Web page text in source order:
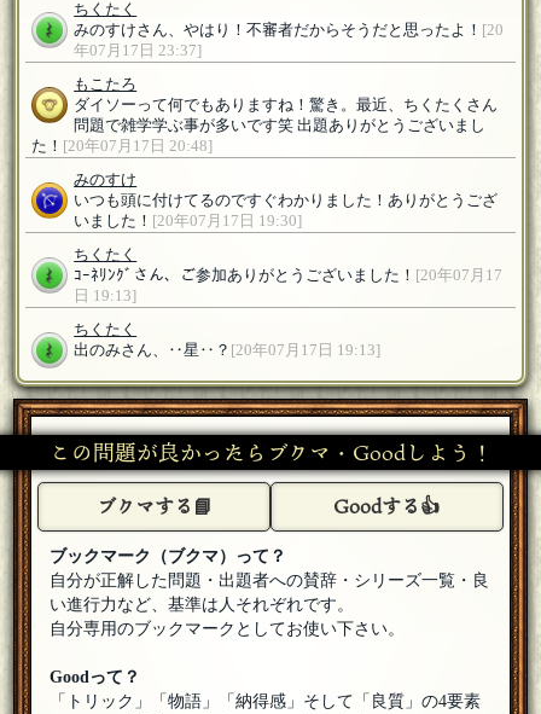
ちくたく
みのすけさん、やはり！不審者だからそうだと思ったよ！ [20
年07月17日 23:37]
もこたろ
ダイソーって何でもありますね！驚き。最近、ちくたくさん
問題で雑学学ぶ事が多いです笑 出題ありがとうございまし
た！ [20年07月17日 20:48]
みのすけ
いつも頭に付けてるのですぐわかりました！ありがとうござ
いました！ [20年07月17日 19:30]
ちくたく
ｺｰﾈﾘﾝｸﾞさん、ご参加ありがとうございました！ [20年07月17
日 19:13]
ちくたく
出のみさん、‥星‥？ [20年07月17日 19:13]
ｺｰﾈﾘﾝｸﾞ
出題ありがとうございました：）[20年07月17日 18:50]
ちくたく
キャノーさん、ご参加ありがとうございました！[20年07月17
日 16:08]
アカガミそん、ご参加ありがとうございました！ハッカを避
けずに食べて下さい！[20年07月17日 16:08]
キャノー[『★良質』]
出題ありがとうございました！[20年07月17日 15:41]
アカガミ
なんだかドロップが食べたくなりました。ちくたくさん出題
この問題が良かったらブクマ・Goodしよう！
ブクマする📘 Goodする👍
ブックマーク（ブクマ）って？
自分が正解した問題・出題者への賛辞・シリーズ一覧・良
い進行力など、基準は人それぞれです。
自分専用のブックマークとしてお使い下さい。
Goodって？
「トリック」「物語」「納得感」そして「良質」の4要素